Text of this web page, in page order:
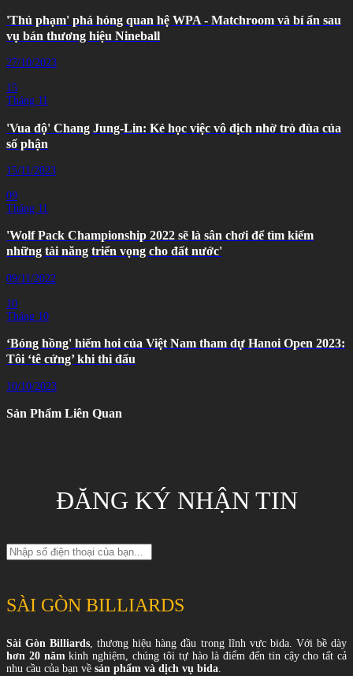
'Thủ phạm' phá hỏng quan hệ WPA - Matchroom và bí ẩn sau
vụ bán thương hiệu Nineball
27/10/2023
15
Tháng 11
'Vua độ' Chang Jung-Lin: Kẻ học việc vô địch nhờ trò đùa của
số phận
15/11/2023
09
Tháng 11
'Wolf Pack Championship 2022 sẽ là sân chơi để tìm kiếm
những tài năng triển vọng cho đất nước'
09/11/2022
10
Tháng 10
‘Bóng hồng' hiếm hoi của Việt Nam tham dự Hanoi Open 2023:
Tôi ‘tê cứng’ khi thi đấu
10/10/2023
Sản Phẩm Liên Quan
ĐĂNG KÝ NHẬN TIN
SÀI GÒN BILLIARDS
Sài Gòn Billiards, thương hiệu hàng đầu trong lĩnh vực bida. Với bề dày
hơn 20 nămkinh nghiệm, chúng tôi tự hào là điểm đến tin cậy cho tất cả
nhu cầu của bạn về sản phẩm và dịch vụ bida.